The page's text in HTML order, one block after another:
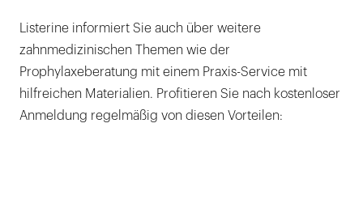
Listerine informiert Sie auch über weitere
zahnmedizinischen Themen wie der
Prophylaxeberatung mit einem Praxis-Service mit
hilfreichen Materialien. Profitieren Sie nach kostenloser
Anmeldung regelmäßig von diesen Vorteilen: